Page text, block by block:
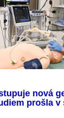
nová
prošla